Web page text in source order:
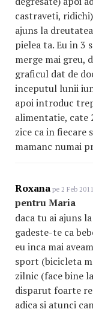
castraveti,
ajuns la
pielea ta. Eu in 3
merge mai greu,
graficul dat de
inceputul lunii
apoi introduc
alimentatie, cate
zice ca in fiecare
mamanc numai
Roxana pe 2 Feb
pentru Maria
daca tu ai ajuns
gadeste-te ca
eu inca mai
sport (bicicleta
zilnic (face bine
disparut foarte
adica si atunci